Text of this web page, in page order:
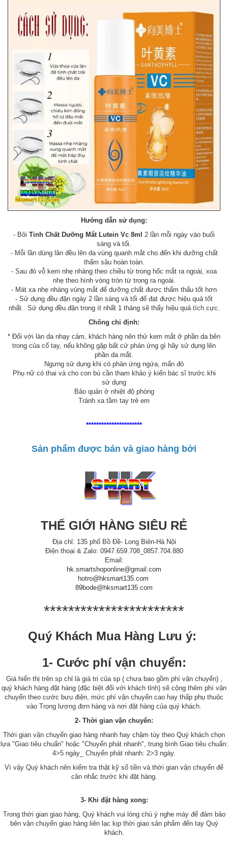
Hướng dẫn sử dụng:
- Bôi Tinh Chất Dưỡng Mắt Lutein Vc 8ml 2 lần mỗi ngày vào buổi
sáng và tối.
- Mỗi lần dùng lăn đều lên da vùng quanh mắt cho đến khi dưỡng chất
thấm sâu hoàn toàn.
- Sau đó vỗ kem nhẹ nhàng theo chiều từ trong hốc mắt ra ngoài, xoa
nhẹ theo hình vòng tròn từ trong ra ngoài.
- Mát xa nhẹ nhàng vùng mắt để dưỡng chất được thẩm thấu tốt hơn
- Sử dụng đều đặn ngày 2 lần sáng và tối để đạt được hiệu quả tốt
nhất. Sử dụng đều đặn trong ít nhất 1 tháng sẽ thấy hiệu quả tích cực.
Chống chỉ định:
* Đối với làn da nhạy cảm, khách hàng nên thử kem mắt ở phần da bên
trong của cổ tay, nếu không gặp bất cứ phản ứng gì hãy sử dụng lên
phần da mắt.
Ngưng sử dụng khi có phản ứng ngứa, mẩn đỏ
Phụ nữ có thai và cho con bú cần tham khảo ý kiến bác sĩ trước khi
sử dụng
Bảo quản ở nhiệt độ phòng
Tránh xa tầm tay trẻ em
**********************
Sản phẩm được bán và giao hàng bởi
THẾ GIỚI HÀNG SIÊU RẺ
Địa chỉ: 135 phố Bồ Đề- Long Biên-Hà Nội
Điện thoại & Zalo: 0947.659.708_0857.704.880
Email:
hk.smartshoponline@gmail.com
hotro@hksmart135.com
89bode@hksmart135.com
***********************
Quý Khách Mua Hàng Lưu ý:
1- Cước phí vận chuyển:
Giá hiển thị trên sp chỉ là giá trị của sp ( chưa bao gồm phí vận chuyển) ,
quý khách hàng đặt hàng (đặc biệt đối với khách tỉnh) sẽ cộng thêm phí vận
chuyển theo cước bưu điện, mức phí vận chuyển cao hay thấp phụ thuộc
vào Trọng lượng đơn hàng và nơi đặt hàng của quý khách.
2- Thời gian vận chuyển:
Thời gian vận chuyển giao hàng nhanh hay chậm tùy theo Quý khách chọn
lựa "Giao tiêu chuẩn" hoặc "Chuyển phát nhanh", trung bình Giao tiêu chuẩn:
4>5 ngày_ Chuyển phát nhanh: 2>3 ngày.
Vì vậy Quý khách nên kiểm tra thật kỹ số tiền và thời gian vận chuyển để
cân nhắc trước khi đặt hàng.
3- Khi đặt hàng xong:
Trong thời gian giao hàng, Quý khách vui lòng chú ý nghe máy để đảm bảo
bên vận chuyển giao hàng liên lạc kịp thời giao sản phẩm đến tay Quý
khách.